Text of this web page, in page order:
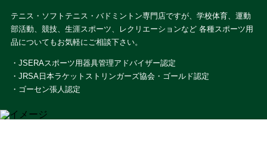
テニス・ソフトテニス・バドミントン専門店ですが、学校体育、運動
部活動、競技、生涯スポーツ、レクリエーションなど 各種スポーツ用
品についてもお気軽にご相談下さい。
・JSERAスポーツ用器具管理アドバイザー認定
・JRSA日本ラケットストリンガーズ協会・ゴールド認定
・ゴーセン張人認定